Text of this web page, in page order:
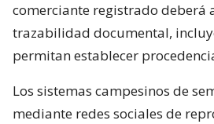
comerciante registrado deberá
trazabilidad documental,
permitan establecer
Los sistemas campesinos de
mediante redes sociales de